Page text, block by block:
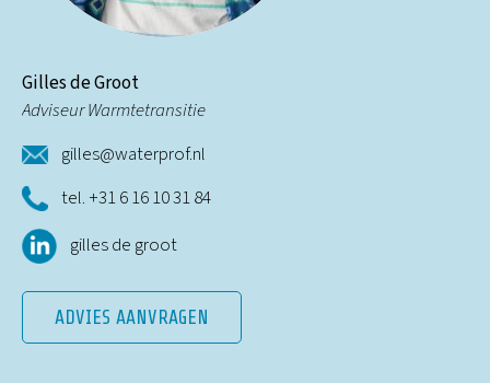
Gilles de Groot
Adviseur Warmtetransitie
gilles@waterprof.nl
tel. +31 6 16 10 31 84
gilles de groot
ADVIES AANVRAGEN